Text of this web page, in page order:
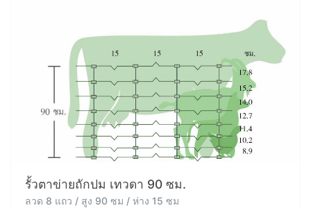
รั้วตาข่ายถักปม เทวดา 90 ซม.
ลวด 8 แถว / สูง 90 ซม / ห่าง 15 ซม